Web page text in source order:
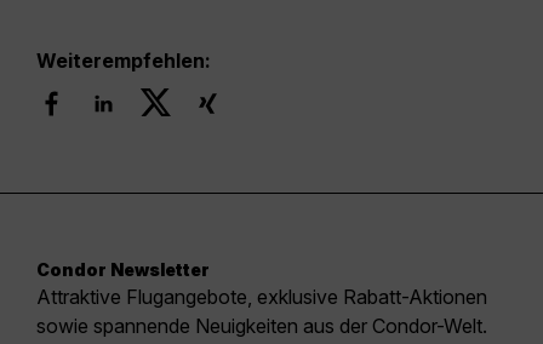
Weiterempfehlen:
Condor Newsletter
Attraktive Flugangebote, exklusive Rabatt-Aktionen
sowie spannende Neuigkeiten aus der Condor-Welt.